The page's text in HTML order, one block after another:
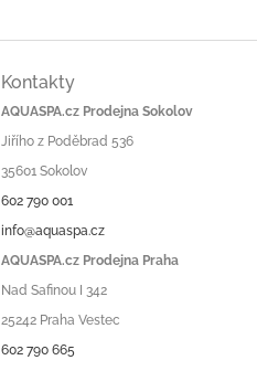
Kontakty
AQUASPA.cz Prodejna Sokolov
Jiřího z Poděbrad 536
35601 Sokolov
602 790 001
info@aquaspa.cz
AQUASPA.cz Prodejna Praha
Nad Safinou I 342
25242 Praha Vestec
602 790 665